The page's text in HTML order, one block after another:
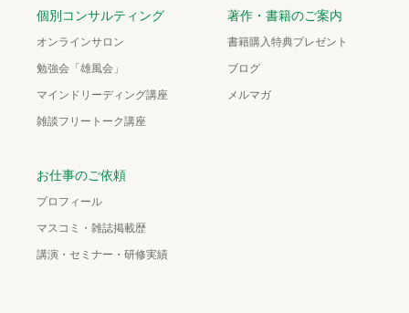
個別コンサルティング
オンラインサロン
勉強会「雄風会」
マインドリーディング講座
雑談フリートーク講座
著作・書籍のご案内
書籍購入特典プレゼント
ブログ
メルマガ
お仕事のご依頼
プロフィール
マスコミ・雑誌掲載歴
講演・セミナー・研修実績